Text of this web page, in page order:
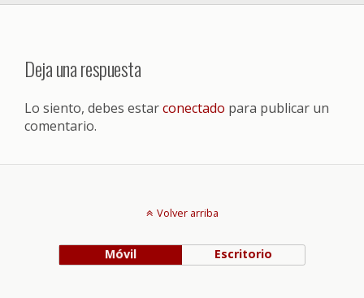
Deja una respuesta
Lo siento, debes estarconectado para publicar un
comentario.
Volver arriba
Móvil Escritorio